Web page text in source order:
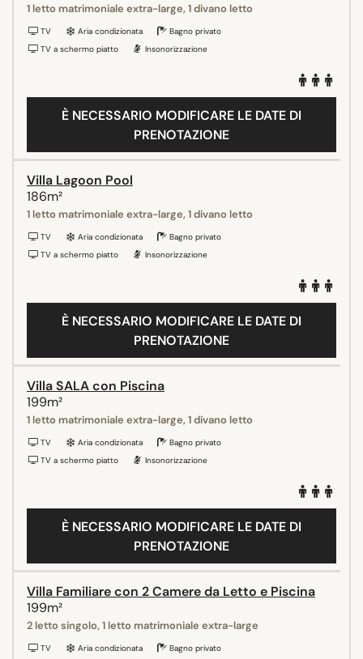
1 letto matrimoniale extra-large, 1 divano letto
TV Aria condizionata
Bagno privato
TV a schermo piatto
Insonorizzazione
È NECESSARIO MODIFICARE LE DATE DI
PRENOTAZIONE
Villa Lagoon Pool
186m²
1 letto matrimoniale extra-large, 1 divano letto
TV Aria condizionata
Bagno privato
TV a schermo piatto
Insonorizzazione
È NECESSARIO MODIFICARE LE DATE DI
PRENOTAZIONE
Villa SALA con Piscina
199m²
1 letto matrimoniale extra-large, 1 divano letto
TV Aria condizionata
Bagno privato
TV a schermo piatto
Insonorizzazione
È NECESSARIO MODIFICARE LE DATE DI
PRENOTAZIONE
Villa Familiare con 2 Camere da Letto e Piscina
199m²
2 letto singolo, 1 letto matrimoniale extra-large
TV Aria condizionata
Bagno privato